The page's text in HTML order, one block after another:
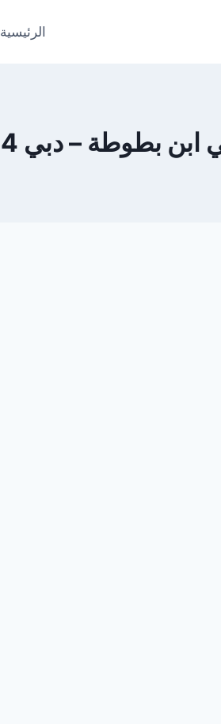
الرئيسية
– دبي 0553690604